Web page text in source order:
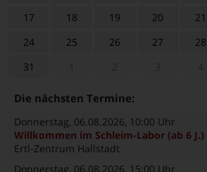
17
18 19 20 21
24
25 26 27 28
31
Die nächsten Termine:
Donnerstag, 06.08.2026, 10:00 Uhr
Willkommen im Schleim-Labor (ab 6 J.)
Ertl-Zentrum Hallstadt
Donnerstag, 06.08.2026, 15:00 Uhr